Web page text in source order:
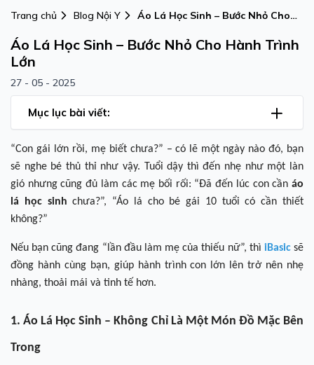
Trang chủ Blog Nội Y
Áo Lá Học Sinh – Bước Nhỏ Cho
Áo Lá Học Sinh – Bước Nhỏ Cho Hành Trình
Lớn
27 - 05 - 2025
Mục lục bài viết:
“Con gái lớn rồi, mẹ biết chưa?” – có lẽ một ngày nào đó, bạn
sẽ nghe bé thủ thỉ như vậy. Tuổi dậy thì đến nhẹ như một làn
gió nhưng cũng đủ làm các mẹ bối rối: “Đã đến lúc con cần áo
lá học sinh chưa?”, “Áo lá cho bé gái 10 tuổi có cần thiết
không?”
Nếu bạn cũng đang “lần đầu làm mẹ của thiếu nữ”, thì iBasicsẽ
đồng hành cùng bạn, giúp hành trình con lớn lên trở nên nhẹ
nhàng, thoải mái và tinh tế hơn.
1. Áo Lá Học Sinh – Không Chỉ Là Một Món Đồ Mặc Bên
Trong